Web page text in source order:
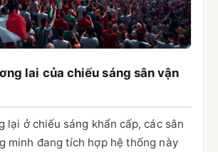
lai của chiếu sáng sân vận
lại ở chiếu sáng khẩn cấp, các sân
minh đang tích hợp hệ thống này